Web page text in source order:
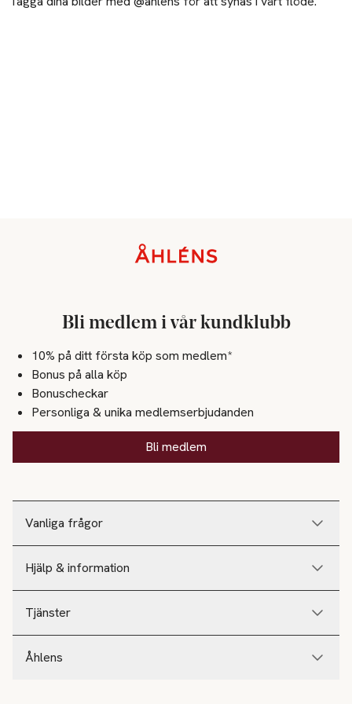
Vanliga frågor
Hjälp & information
Tjänster
Åhlens
Bli medlem i vår kundklubb
10% på ditt första köp som medlem*
Bonus på alla köp
Bonuscheckar
Personliga & unika medlemserbjudanden
Bli medlem